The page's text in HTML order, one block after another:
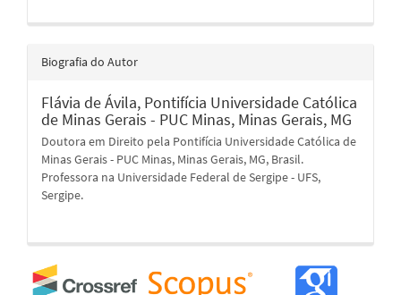
Biografia do Autor
Flávia de Ávila, Pontifícia Universidade Católica
de Minas Gerais - PUC Minas, Minas Gerais, MG
Doutora em Direito pela Pontifícia Universidade Católica de
Minas Gerais - PUC Minas, Minas Gerais, MG, Brasil.
Professora na Universidade Federal de Sergipe - UFS,
Sergipe.